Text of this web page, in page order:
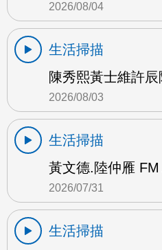
2026/08/04
生活掃描
陳秀熙黃士維許
2026/08/03
生活掃描
黃文德.陸仲雁 FM
2026/07/31
生活掃描